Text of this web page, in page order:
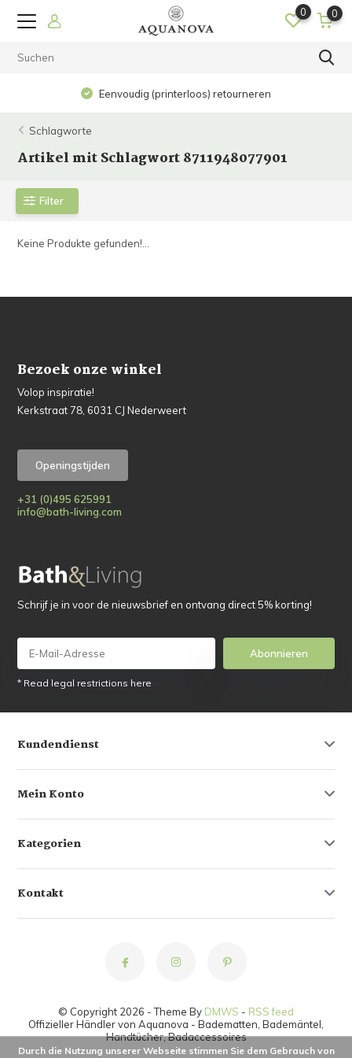
0 0
Eenvoudig (printerloos) retourneren
Schlagworte
Artikel mit Schlagwort 8711948077901
Filter
Keine Produkte gefunden!...
Bezoek onze winkel
Volop inspiratie!
Kerkstraat 78, 6031 CJ Nederweert
Openingstijden
+31 (0)495 625991
info@bath-living.com
Schrijf je in voor de nieuwsbrief en ontvang direct 5% korting!
Abonnieren
* Read legal restrictions here
Kundendienst
Mein Konto
Kategorien
Kontakt
© Copyright 2026 - Theme By DMWS - RSS feed
Offizieller Händler von Aquanova - Badematten, Bademäntel,
Handtücher, Badaccessoires
Durch die Nutzung unserer Webseite stimmen Sie dem Gebrauch von